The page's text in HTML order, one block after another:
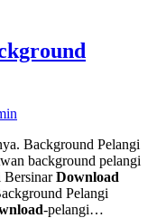
Background Pelangi
background pelangi
BersinarDownload
Pelangi
-pelangi…